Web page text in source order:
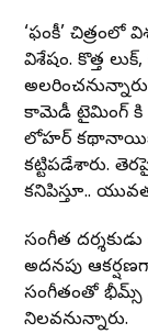
‘ఫంకీ’ చిత్రంలో
విశేషం. కొత్త
కామెడీ టైమింగ్ కి
లోహర్‌
కట్టిపడేశారు.
కనిపిస్తూ..
సంగీత
అదనపు
సంగీతంతో
నిలవనున్నారు.